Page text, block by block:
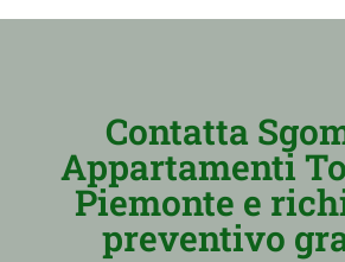
Contatta
Appartamenti
Piemonte e
preventivo